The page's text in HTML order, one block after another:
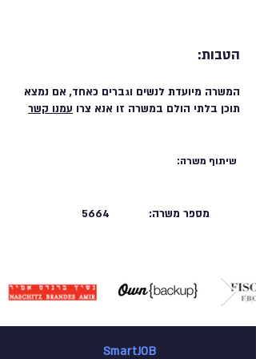
הטבות:
המשרה מיועדת לנשים וגברים כאחד, אם נמצא
תוכן בלתי הולם במשרה זו אנא צרו עמנו קשר
שיתוף משרה:
5664 מספר משרה:
SmartJOB